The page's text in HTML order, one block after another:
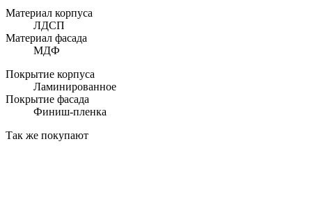
Материал корпуса
ЛДСП
Материал фасада
МДФ
Покрытие корпуса
Ламинированное
Покрытие фасада
Финиш-пленка
Так же покупают